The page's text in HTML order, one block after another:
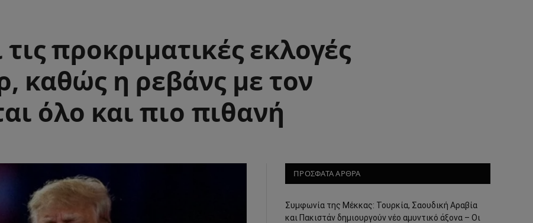
προκριματικές εκλογές
καθώς η ρεβάνς με τον
όλο και πιο πιθανή
ΠΡΟΣΦΑΤΑ ΑΡΘΡΑ
Συμφωνία της Μέκκας: Τουρκία, Σαουδική Αραβία
και Πακιστάν δημιουργούν νέο αμυντικό άξονα – Οι